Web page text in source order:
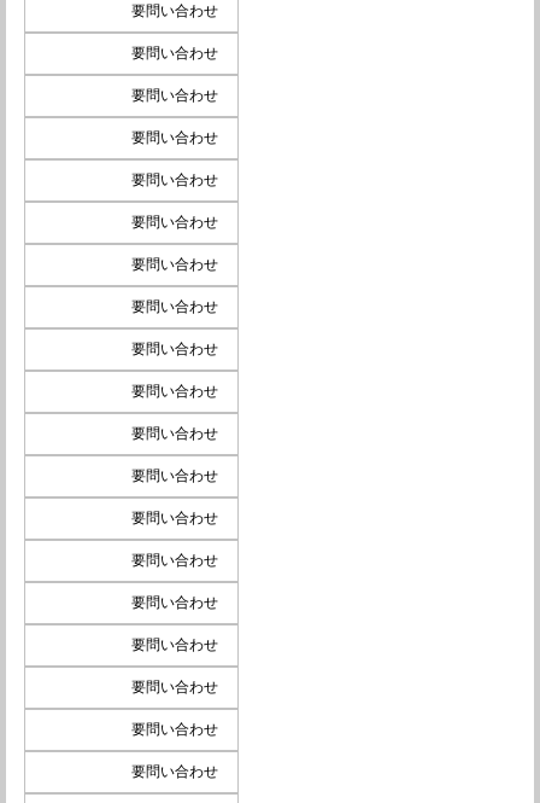
要問い合わせ
要問い合わせ
要問い合わせ
要問い合わせ
要問い合わせ
要問い合わせ
要問い合わせ
要問い合わせ
要問い合わせ
要問い合わせ
要問い合わせ
要問い合わせ
要問い合わせ
要問い合わせ
要問い合わせ
要問い合わせ
要問い合わせ
要問い合わせ
要問い合わせ